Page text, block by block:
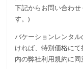
下記からお問い合わ
す。)
バケーションレンタ
ければ、特別価格に
内の弊社利用規約に同